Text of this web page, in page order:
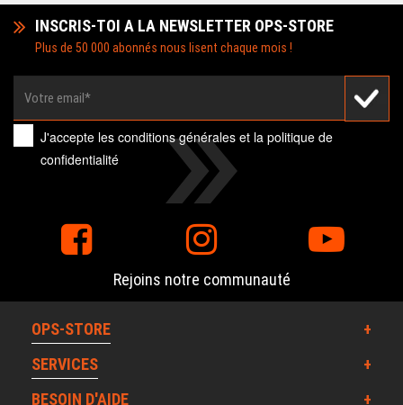
INSCRIS-TOI A LA NEWSLETTER OPS-STORE
Plus de 50 000 abonnés nous lisent chaque mois !
J'accepte lesconditions générales et lapolitique de
confidentialité
Rejoins notre communauté
OPS-STORE
SERVICES
BESOIN D'AIDE